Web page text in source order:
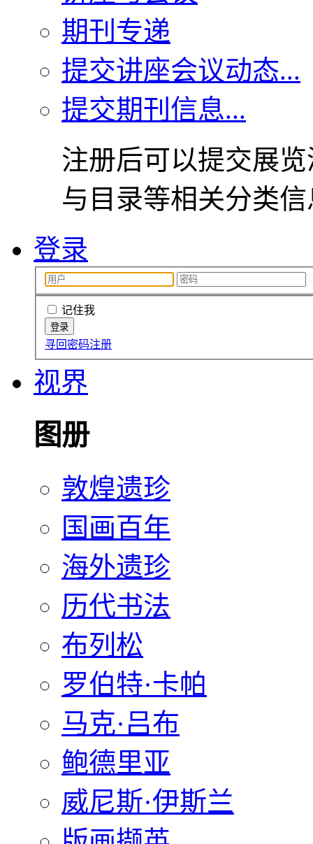
期刊专递
提交讲座会议动态...
提交期刊信息...
注册后可以提交展
与目录等相关分类
登录
记住我
寻回密码注册
视界
图册
敦煌遗珍
国画百年
海外遗珍
历代书法
布列松
罗伯特·卡帕
马克·吕布
鲍德里亚
威尼斯·伊斯兰